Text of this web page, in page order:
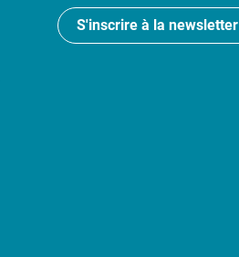
S'inscrire à la newsletter